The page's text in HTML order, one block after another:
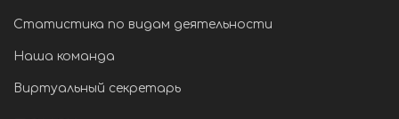
Статистика по видам деятельности
Наша команда
Виртуальный секретарь